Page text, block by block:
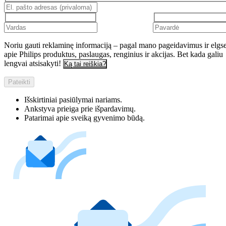
Noriu gauti reklaminę informaciją – pagal mano pageidavimus ir
apie Philips produktus, paslaugas, renginius ir akcijas. Bet kada galiu
lengvai atsisakyti! Ką tai reiškia?
Pateikti
Išskirtiniai pasiūlymai nariams.
Ankstyva prieiga prie išpardavimų.
Patarimai apie sveiką gyvenimo būdą.